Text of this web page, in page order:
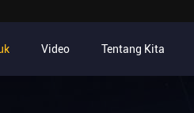
Video Tentang Kita